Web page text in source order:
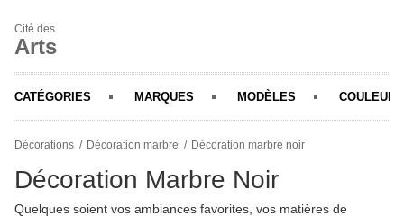
Cité des
Arts
CATÉGORIES MARQUES MODÈLES COULEURS
Décorations Décoration marbre Décoration marbre noir
Décoration Marbre Noir
Quelques soient vos ambiances favorites, vos matières de